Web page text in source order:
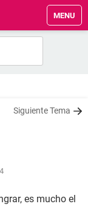
MENU
Siguiente Tema
es mucho el